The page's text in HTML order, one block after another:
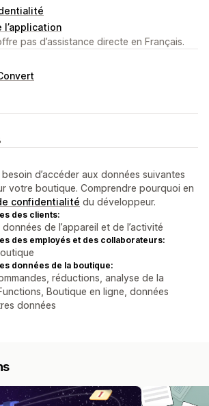
l’application
pas d’assistance directe en Français.
d’accéder aux données suivantes
votre boutique. Comprendre pourquoi en
confidentialité du développeur.
des clients:
de l’appareil et de l’activité
des employés et des collaborateurs:
données de la boutique:
réductions, analyse de la
Boutique en ligne, données
données